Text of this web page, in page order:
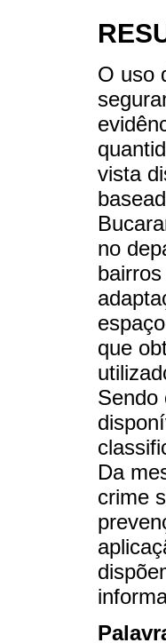
O uso
vista
no
que
Sendo
Da
crime